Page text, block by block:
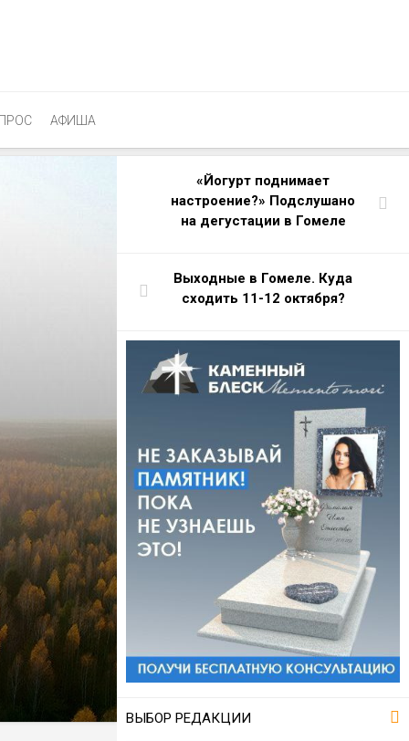
АФИША
«Йогурт поднимает
настроение?» Подслушано
на дегустации в Гомеле
Выходные в Гомеле. Куда
сходить 11-12 октября?
ВЫБОР РЕДАКЦИИ